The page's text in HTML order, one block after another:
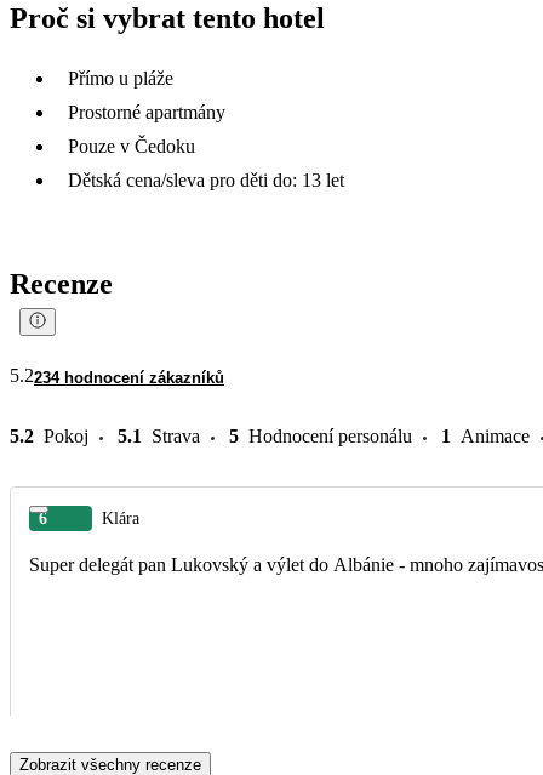
Proč si vybrat tento hotel
Přímo u pláže
Prostorné apartmány
Pouze v Čedoku
Dětská cena/sleva pro děti do: 13 let
Recenze
5.2234 hodnocení zákazníků
5.2 Pokoj 5.1 Strava 5 Hodnocení personálu 1 Animace
6 Klára
Super delegát pan Lukovský a výlet do Albánie - mnoho
Zobrazit všechny recenze